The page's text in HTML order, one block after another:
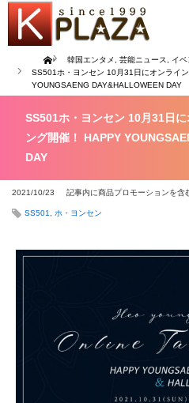
Home 韓国エンタメ 芸能ニュース
イベ
SS501ホ・ヨンセン 10月31日にオンライ
YOUNGSAENG DAY&HALLOWEEN DAY
SS501ホ・ヨンセン 10月31日
ング開催！ HAPPY
DAY
2021/10/23 記事内に商品プロモーションを含
SS501 ホ・ヨンセン